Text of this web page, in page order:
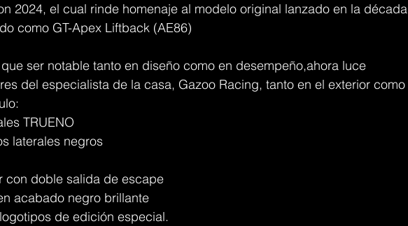
2024, el cual rinde homenaje al modelo original lanzado en la década
como GT-Apex Liftback (AE86)
ser notable tanto en diseño como en desempeño,ahora luce
del especialista de la casa, Gazoo Racing, tanto en el exterior como
TRUENO
laterales negros
con doble salida de escape
acabado negro brillante
de edición especial.